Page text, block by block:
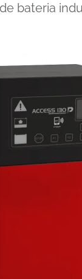
bateria